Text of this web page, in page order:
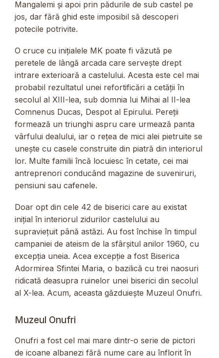
Mangalemi și apoi prin pădurile de sub castel pe
jos, dar fără ghid este imposibil să descoperi
potecile potrivite.
O cruce cu inițialele MK poate fi văzută pe
peretele de lângă arcada care servește drept
intrare exterioară a castelului. Acesta este cel mai
probabil rezultatul unei refortificări a cetății în
secolul al XIII-lea, sub domnia lui Mihai al II-lea
Comnenus Ducas, Despot al Epirului. Pereții
formează un triunghi aspru care urmează panta
vârfului dealului, iar o rețea de mici alei pietruite se
unește cu casele construite din piatră din interiorul
lor. Multe familii încă locuiesc în cetate, cei mai
antreprenori conducând magazine de suveniruri,
pensiuni sau cafenele.
Doar opt din cele 42 de biserici care au existat
inițial în interiorul zidurilor castelului au
supraviețuit până astăzi. Au fost închise în timpul
campaniei de ateism de la sfârșitul anilor 1960, cu
excepția uneia. Acea excepție a fost Biserica
Adormirea Sfintei Maria, o bazilică cu trei naosuri
ridicată deasupra ruinelor unei biserici din secolul
al X-lea. Acum, aceasta găzduiește Muzeul Onufri.
Muzeul Onufri
Onufri a fost cel mai mare dintr-o serie de pictori
de icoane albanezi fără nume care au înflorit în